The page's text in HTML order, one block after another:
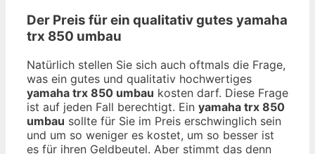
Der Preis für ein qualitativ gutes yamaha
trx 850 umbau
Natürlich stellen Sie sich auch oftmals die Frage,
was ein gutes und qualitativ hochwertiges
yamaha trx 850 umbau kosten darf. Diese Frage
ist auf jeden Fall berechtigt. Ein yamaha trx 850
umbau sollte für Sie im Preis erschwinglich sein
und um so weniger es kostet, um so besser ist
es für ihren Geldbeutel. Aber stimmt das denn